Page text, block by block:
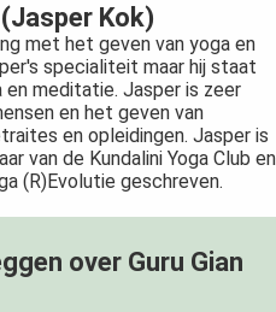
(Jasper Kok)
met het geven van yoga en
specialiteit maar hij staat
en meditatie. Jasper is zeer
en het geven van
en opleidingen. Jasper is
van de Kundalini Yoga Club en
(R)Evolutie geschreven.
over Guru Gian